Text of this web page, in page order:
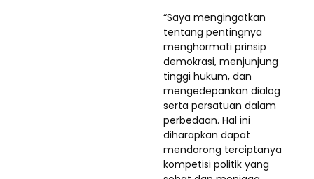
“Saya mengingatkan
tentang pentingnya
menghormati prinsip
demokrasi, menjunjung
tinggi hukum, dan
mengedepankan dialog
serta persatuan dalam
perbedaan. Hal ini
diharapkan dapat
mendorong terciptanya
kompetisi politik yang